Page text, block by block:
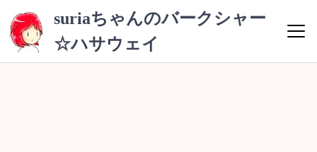
テ
suriaちゃんのバークシャー
☆ハサウェイ